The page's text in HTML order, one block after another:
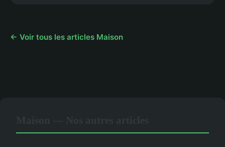
← Voir tous les articles Maison